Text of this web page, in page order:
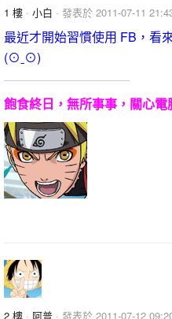
1 樓 · 小白 · 發表於 2011-07-11
最近才開始習慣使用 FB，看
(⊙ˍ⊙)
飽食終日，無所事事，關心電
2 樓 · 阿普 · 發表於 2011-07-12